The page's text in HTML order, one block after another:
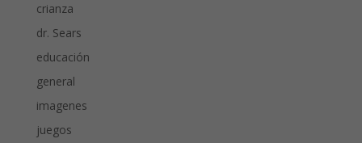
crianza
dr. Sears
educación
general
imagenes
juegos